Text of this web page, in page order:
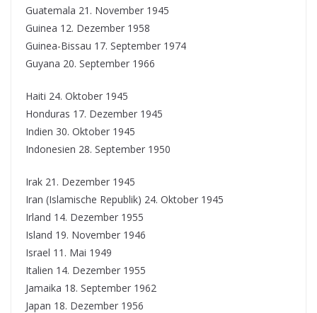
Guatemala 21. November 1945
Guinea 12. Dezember 1958
Guinea-Bissau 17. September 1974
Guyana 20. September 1966
Haiti 24. Oktober 1945
Honduras 17. Dezember 1945
Indien 30. Oktober 1945
Indonesien 28. September 1950
Irak 21. Dezember 1945
Iran (Islamische Republik) 24. Oktober 1945
Irland 14. Dezember 1955
Island 19. November 1946
Israel 11. Mai 1949
Italien 14. Dezember 1955
Jamaika 18. September 1962
Japan 18. Dezember 1956